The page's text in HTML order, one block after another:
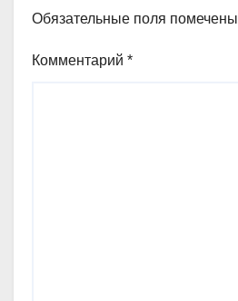
Обязательные поля помечены
Комментарий *